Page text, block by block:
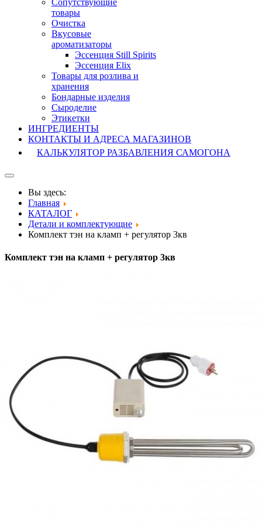
Сопутствующие
товары
Очистка
Вкусовые
ароматизаторы
Эссенция Still Spirits
Эссенция Elix
Товары для розлива и
хранения
Бондарные изделия
Cыроделие
Этикетки
ИНГРЕДИЕНТЫ
КОНТАКТЫ И АДРЕСА МАГАЗИНОВ
КАЛЬКУЛЯТОР РАЗБАВЛЕНИЯ САМОГОНА
Вы здесь:
Главная
КАТАЛОГ
Детали и комплектующие
Комплект тэн на кламп + регулятор 3кв
Комплект тэн на кламп + регулятор 3кв